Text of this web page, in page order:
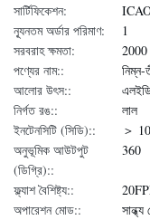
সার্টিফিকেশন:
ন্যূনতম অর্ডার পরিমাণ:
1
সরবরাহ ক্ষমতা:
2000
পণ্যের নাম::
আলোর উৎস::
নির্গত রঙ::
লাল
ইনটেনসিটি (সিডি)::
＞
অনুভূমিক আউটপুট
(ডিগ্রি)::
360
ফ্ল্যাশ বৈশিষ্ট্য::
অপারেশন মোড::